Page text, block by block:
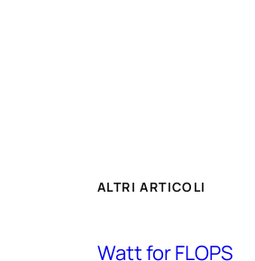
ALTRI ARTICOLI
Watt for FLOPS